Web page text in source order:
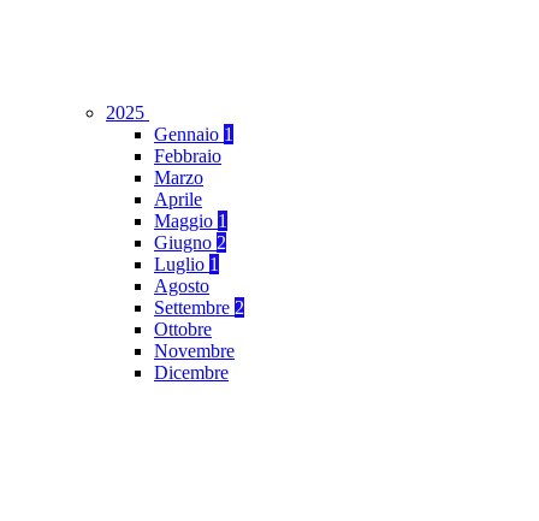
2025
Gennaio 1
Febbraio
Marzo
Aprile
Maggio 1
Giugno 2
Luglio 1
Agosto
Settembre 2
Ottobre
Novembre
Dicembre